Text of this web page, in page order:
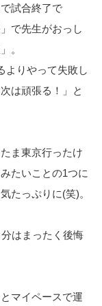
試合終了で
で先生がおっし
。
よりやって失敗し
は頑張る！」と
ま東京行ったけ
たいことの1つに
たっぷりに(笑)。
はまったく後悔
マイペースで運